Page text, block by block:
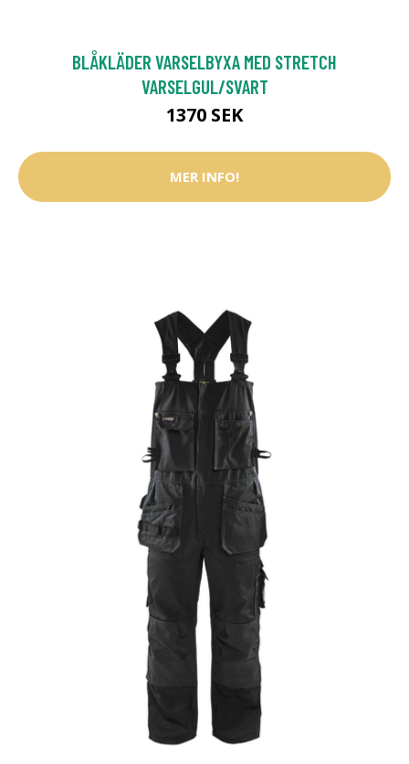
BLÅKLÄDER VARSELBYXA MED STRETCH
VARSELGUL/SVART
1370 SEK
MER INFO!